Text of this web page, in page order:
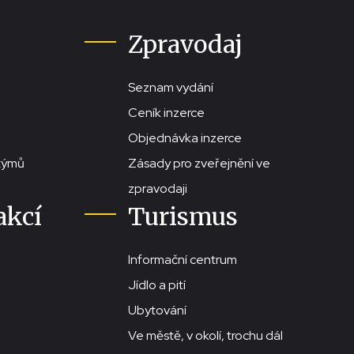
Zpravodaj
Seznam vydání
Ceník inzerce
Objednávka inzerce
Zásady pro zveřejnění ve
zpravodaji
Turismus
Informační centrum
Jídlo a pití
Ubytování
Ve městě, v okolí, trochu dál